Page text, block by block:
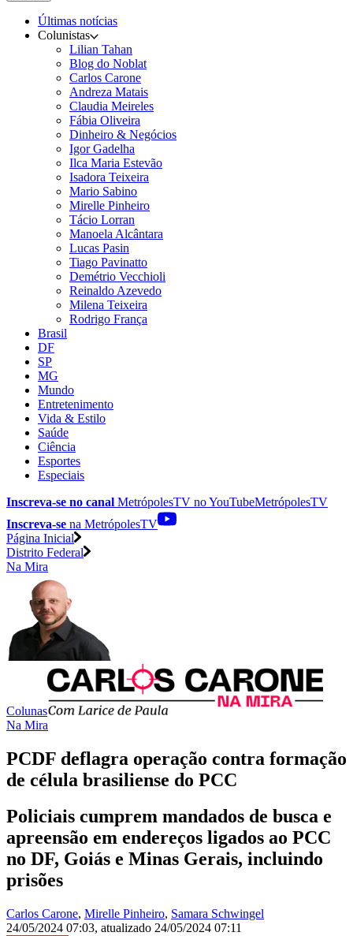
Últimas notícias
Colunistas
Lilian Tahan
Blog do Noblat
Carlos Carone
Andreza Matais
Claudia Meireles
Fábia Oliveira
Dinheiro & Negócios
Igor Gadelha
Ilca Maria Estevão
Isadora Teixeira
Mario Sabino
Mirelle Pinheiro
Tácio Lorran
Manoela Alcântara
Lucas Pasin
Tiago Pavinatto
Demétrio Vecchioli
Reinaldo Azevedo
Milena Teixeira
Rodrigo França
Brasil
DF
SP
MG
Mundo
Entretenimento
Vida & Estilo
Saúde
Ciência
Esportes
Especiais
Inscreva-se no canal MetrópolesTV noYouTubeMetrópolesTV
Inscreva-se na MetrópolesTV
Página Inicial
Distrito Federal
Na Mira
Colunas
Na Mira
PCDF deflagra operação contra formação
de célula brasiliense do PCC
Policiais cumprem mandados de busca e
apreensão em endereços ligados ao PCC
no DF, Goiás e Minas Gerais, incluindo
prisões
Carlos Carone, Mirelle Pinheiro, Samara Schwingel
24/05/2024 07:03, atualizado 24/05/2024 07:11